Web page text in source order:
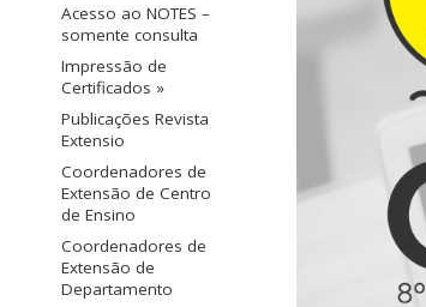
Acesso ao NOTES –
somente consulta
Impressão de
Certificados »
Publicações Revista
Extensio
Coordenadores de
Extensão de Centro
de Ensino
Coordenadores de
Extensão de
Departamento